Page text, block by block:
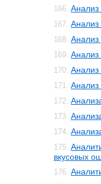
166.
167. Анализ
168. Анализ
169.
170. Анализ
171. Анализ
172.
173.
174.
175.
вкусовых
176.